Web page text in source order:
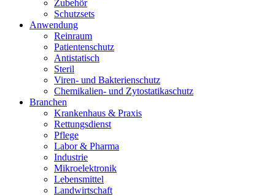
Zubehör
Schutzsets
Anwendung
Reinraum
Patientenschutz
Antistatisch
Steril
Viren- und Bakterienschutz
Chemikalien- und Zytostatikaschutz
Branchen
Krankenhaus & Praxis
Rettungsdienst
Pflege
Labor & Pharma
Industrie
Mikroelektronik
Lebensmittel
Landwirtschaft